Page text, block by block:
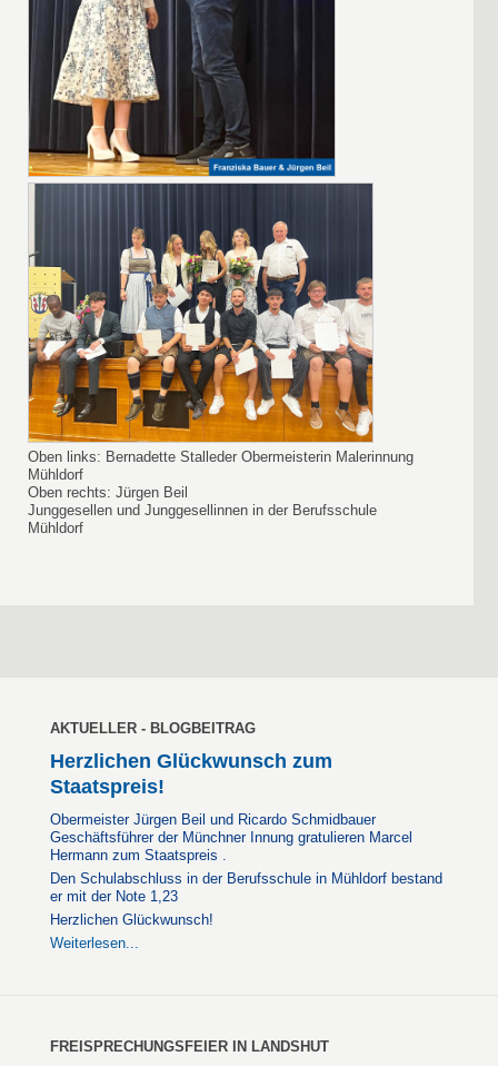
Oben links: Bernadette Stalleder Obermeisterin Malerinnung
Mühldorf
Oben rechts: Jürgen Beil
Junggesellen und Junggesellinnen in der Berufsschule
Mühldorf
AKTUELLER - BLOGBEITRAG
Herzlichen Glückwunsch zum
Staatspreis!
Obermeister Jürgen Beil und Ricardo Schmidbauer
Geschäftsführer der Münchner Innung gratulieren Marcel
Hermann zum Staatspreis .
Den Schulabschluss in der Berufsschule in Mühldorf bestand
er mit der Note 1,23
Herzlichen Glückwunsch!
Weiterlesen...
FREISPRECHUNGSFEIER IN LANDSHUT